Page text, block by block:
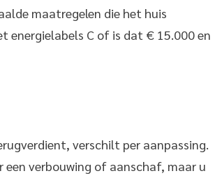
maatregelen die het huis
energielabels C of is dat € 15.000 en
verschilt per aanpassing.
verbouwing of aanschaf, maar u